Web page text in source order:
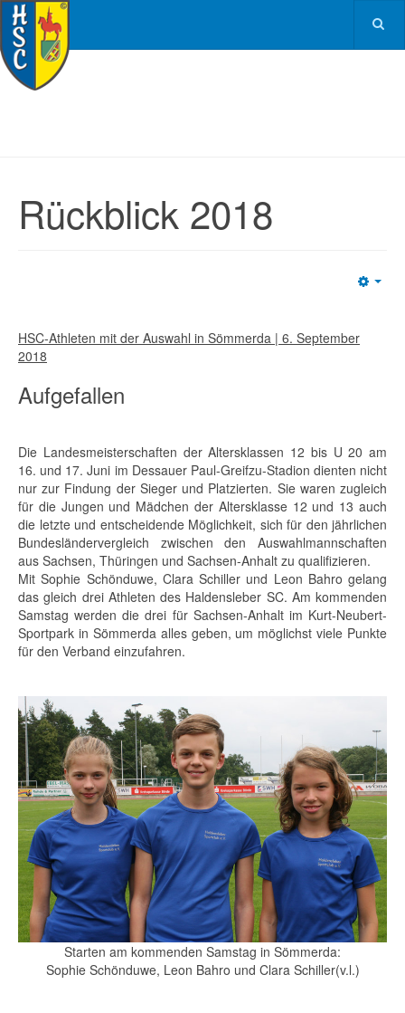
Rückblick 2018
HSC-Athleten mit der Auswahl in Sömmerda | 6. September
2018
Aufgefallen
Die Landesmeisterschaften der Altersklassen 12 bis U 20 am
16. und 17. Juni im Dessauer Paul-Greifzu-Stadion dienten nicht
nur zur Findung der Sieger und Platzierten. Sie waren zugleich
für die Jungen und Mädchen der Altersklasse 12 und 13 auch
die letzte und entscheidende Möglichkeit, sich für den jährlichen
Bundesländervergleich zwischen den Auswahlmannschaften
aus Sachsen, Thüringen und Sachsen-Anhalt zu qualifizieren.
Mit Sophie Schönduwe, Clara Schiller und Leon Bahro gelang
das gleich drei Athleten des Haldensleber SC. Am kommenden
Samstag werden die drei für Sachsen-Anhalt im Kurt-Neubert-
Sportpark in Sömmerda alles geben, um möglichst viele Punkte
für den Verband einzufahren.
Starten am kommenden Samstag in Sömmerda:
Sophie Schönduwe, Leon Bahro und Clara Schiller(v.l.)